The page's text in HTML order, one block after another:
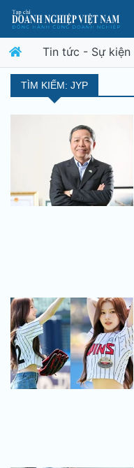
Tin tức - Sự kiện
TÌM KIẾM: JYP